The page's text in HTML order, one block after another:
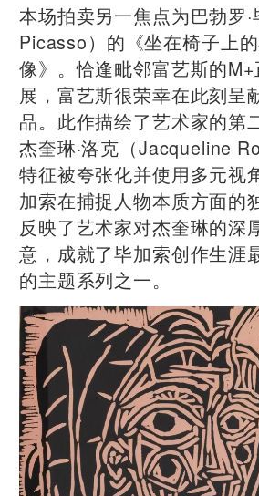
本场拍卖另一焦点为巴勃罗
Picasso）的《坐在椅子上
像》。恰逢毗邻富艺斯的
展，富艺斯很荣幸在此刻呈
品。此作描绘了艺术家的第
杰奎琳·洛克（Jacqueline
特征被夸张化并使用多元视
加索在捕捉人物本质方面的
反映了艺术家对杰奎琳的深
意，成就了毕加索创作生涯
的主题系列之一。